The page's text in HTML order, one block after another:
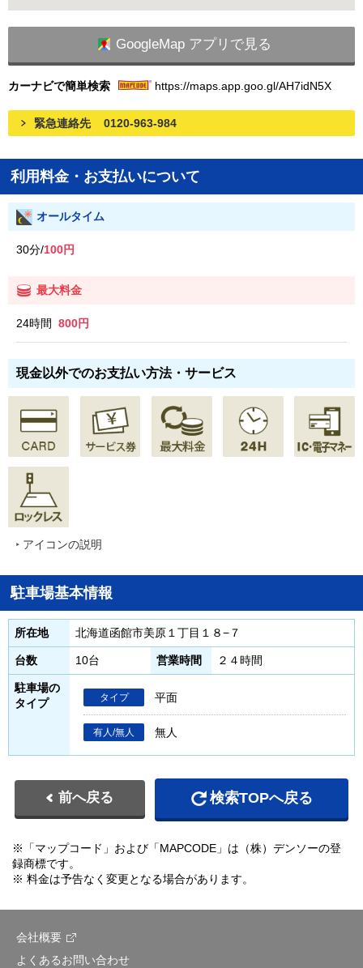
GoogleMap アプリで見る
カーナビで簡単検索 https://maps.app.goo.gl/AH7idN5X
緊急連絡先 0120-963-984
利用料金・お支払いについて
オールタイム
30分/100円
最大料金
24時間 800円
現金以外でのお支払い方法・サービス
アイコンの説明
駐車場基本情報
所在地 北海道函館市美原１丁目１８−７
台数 10台 営業時間 ２４時間
駐車場の
タイプ
タイプ 平面
有人/無人 無人
前へ戻る 検索TOPへ戻る
※「マップコード」および「MAPCODE」は（株）デンソーの登
録商標です。
※ 料金は予告なく変更となる場合があります。
会社概要
よくあるお問い合わせ